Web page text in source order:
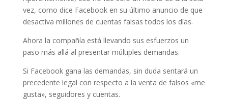
vez, como dice Facebook en su último anuncio de que
desactiva millones de cuentas falsas todos los días.
Ahora la compañía está llevando sus esfuerzos un
paso más allá al presentar múltiples demandas.
Si Facebook gana las demandas, sin duda sentará un
precedente legal con respecto a la venta de falsos «me
gusta», seguidores y cuentas.